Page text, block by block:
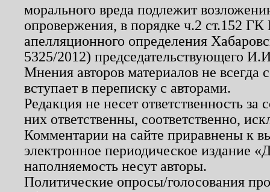
морального вреда подлежит
опровержения, в порядке ч.2 ст.152
апелляционного определения
5325/2012) председательствующего
Мнения авторов материалов не
вступает в переписку с авторами.
Редакция не несет ответственность
них ответственны, соответственно,
Комментарии на сайте приравнены к
электронное периодическое издание
наполняемость несут авторы.
Политические опросы/голосования